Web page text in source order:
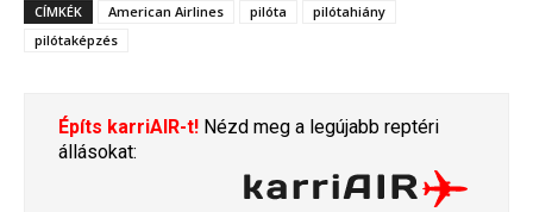
CÍMKÉK American Airlines pilóta
pilótahiány
pilótaképzés
Építs karriAIR-t! Nézd meg a legújabb reptéri
állásokat: